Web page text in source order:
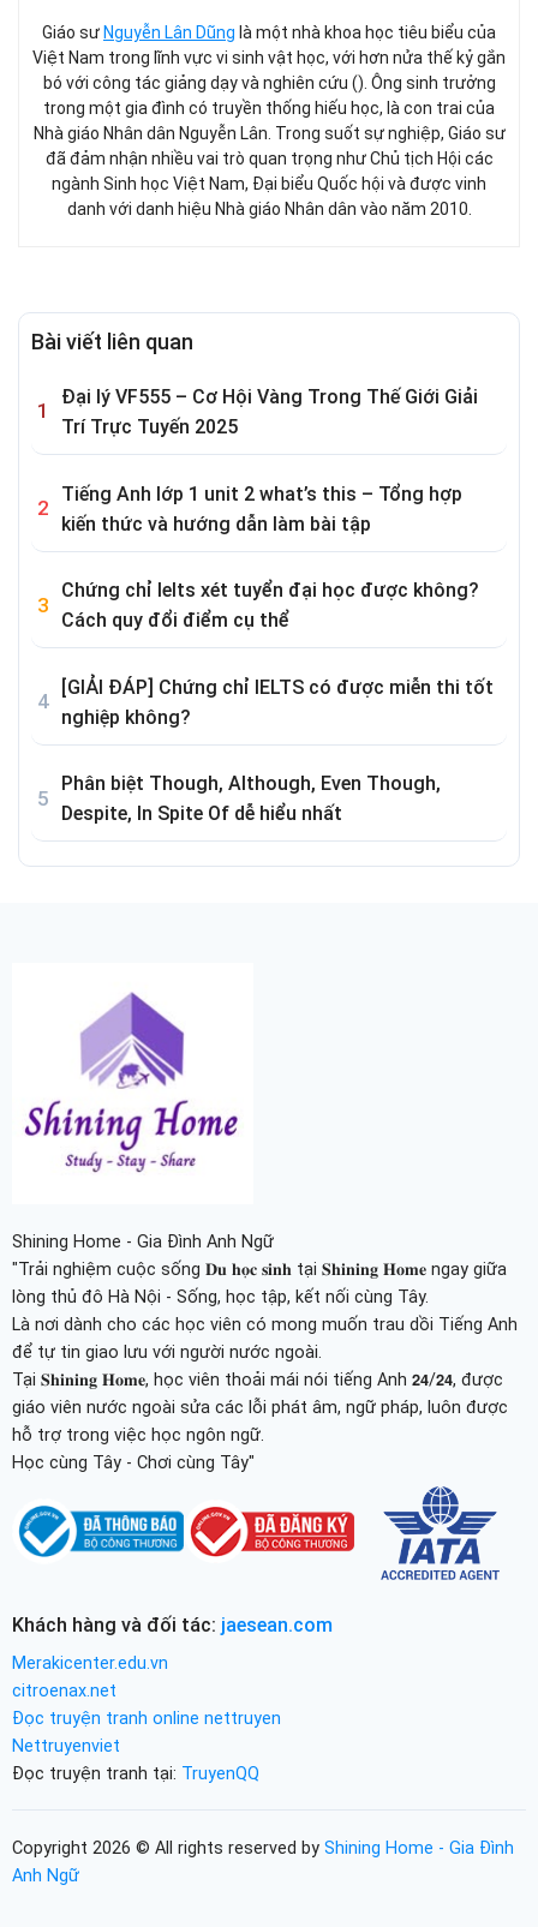
Giáo sư Nguyễn Lân Dũng là một nhà khoa học tiêu biểu của
Việt Nam trong lĩnh vực vi sinh vật học, với hơn nửa thế kỷ gắn
bó với công tác giảng dạy và nghiên cứu (). Ông sinh trưởng
trong một gia đình có truyền thống hiếu học, là con trai của
Nhà giáo Nhân dân Nguyễn Lân. Trong suốt sự nghiệp, Giáo sư
đã đảm nhận nhiều vai trò quan trọng như Chủ tịch Hội các
ngành Sinh học Việt Nam, Đại biểu Quốc hội và được vinh
danh với danh hiệu Nhà giáo Nhân dân vào năm 2010.
Bài viết liên quan
Đại lý VF555 – Cơ Hội Vàng Trong Thế Giới Giải
Trí Trực Tuyến 2025
Tiếng Anh lớp 1 unit 2 what’s this – Tổng hợp
kiến thức và hướng dẫn làm bài tập
Chứng chỉ Ielts xét tuyển đại học được không?
Cách quy đổi điểm cụ thể
[GIẢI ĐÁP] Chứng chỉ IELTS có được miễn thi tốt
nghiệp không?
Phân biệt Though, Although, Even Though,
Despite, In Spite Of dễ hiểu nhất
Shining Home - Gia Đình Anh Ngữ
"Trải nghiệm cuộc sống 𝐃𝐮 𝐡𝐨̣𝐜 𝐬𝐢𝐧𝐡 tại 𝐒𝐡𝐢𝐧𝐢𝐧𝐠 𝐇𝐨𝐦𝐞 ngay giữa
lòng thủ đô Hà Nội - Sống, học tập, kết nối cùng Tây.
Là nơi dành cho các học viên có mong muốn trau dồi Tiếng Anh
để tự tin giao lưu với người nước ngoài.
Tại 𝐒𝐡𝐢𝐧𝐢𝐧𝐠 𝐇𝐨𝐦𝐞, học viên thoải mái nói tiếng Anh 𝟮𝟰/𝟮𝟰, được
giáo viên nước ngoài sửa các lỗi phát âm, ngữ pháp, luôn được
hỗ trợ trong việc học ngôn ngữ.
Học cùng Tây - Chơi cùng Tây"
Khách hàng và đối tác: jaesean.com
Merakicenter.edu.vn
citroenax.net
Đọc truyện tranh online nettruyen
Nettruyenviet
Đọc truyện tranh tại: TruyenQQ
Copyright 2026 © All rights reserved by Shining Home - Gia Đình
Anh Ngữ